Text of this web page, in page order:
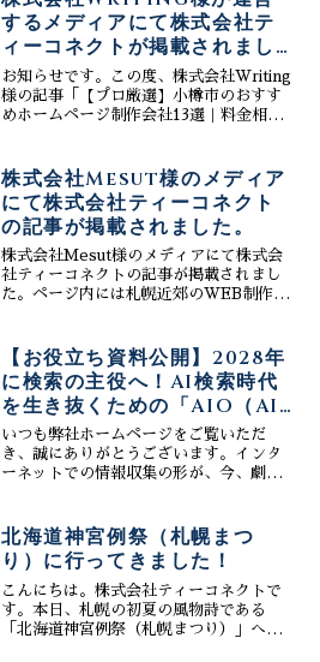
するメディアにて株式会社テ
ィーコネクトが掲載されまし
た
お知らせです。この度、株式会社Writing
様の記事「【プロ厳選】小樽市のおすす
めホームページ制作会社13選｜料金相場
弊社株式会社ティーコネクトを選出して
いただきました...
株式会社Mesut様のメディア
にて株式会社ティーコネクト
の記事が掲載されました。
株式会社Mesut様のメディアにて株式会
社ティーコネクトの記事が掲載されまし
た。ページ内には札幌近郊のWEB制作会
ざいますの余計な費用はかかりません。
ぜひご参考までにご確認下さい。
【お役立ち資料公開】2028年
に検索の主役へ！AI検索時代
を生き抜くための「AIO（AI
最適化）対策ガイド
いつも弊社ホームページをご覧いただ
き、誠にありがとうございます。インタ
ーネットでの情報収集の形が、今、劇的
年までに従来のGoogle等による検索は
25%減少...
北海道神宮例祭（札幌まつ
り）に行ってきました！
こんにちは。株式会社ティーコネクトで
す。本日、札幌の初夏の風物詩である
「北海道神宮例祭（札幌まつり）」へ行